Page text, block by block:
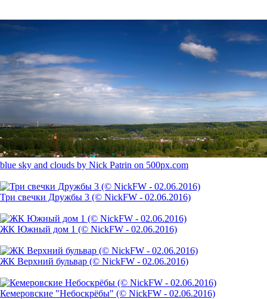
blue sky and clouds by Nick Patrin on 500px.com
Три свечки Дружбы 3 (© NickFW - 02.06.2016)
ЖК Южный дом 1 (© NickFW - 02.06.2016)
ЖК Верхний бульвар (© NickFW - 02.06.2016)
Кемеровские "Небоскрёбы" (© NickFW - 02.06.2016)